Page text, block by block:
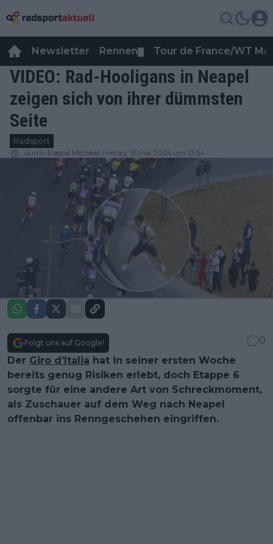
Newsletter Rennen Tour de France/WT
VIDEO: Rad-Hooligans in Neapel
zeigen sich von ihrer dümmsten
Seite
Radsport
durch Pascal Michiels Freitag, 15 Mai 2026 um 12:54
Folgt uns auf Google!
0
Der Giro d’Italia hat in seiner ersten Woche
bereits genug Risiken erlebt, doch Etappe 6
sorgte für eine andere Art von Schreckmoment,
als Zuschauer auf dem Weg nach Neapel
offenbar ins Renngeschehen eingriffen.